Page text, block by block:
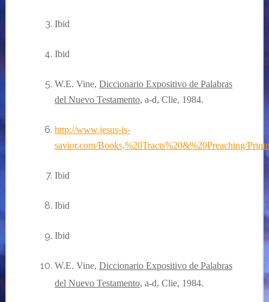
Ibid
Ibid
W.E. Vine, Diccionario Expositivo de Palabras
del Nuevo Testamento, a-d, Clie, 1984.
http://www.jesus-is-
savior.com/Books,%20Tracts%20&%20Preaching/
Ibid
Ibid
Ibid
W.E. Vine, Diccionario Expositivo de Palabras
del Nuevo Testamento, a-d, Clie, 1984.